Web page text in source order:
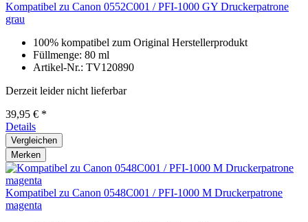
Kompatibel zu Canon 0552C001 / PFI-1000 GY Druckerpatrone
grau
100% kompatibel zum Original Herstellerprodukt
Füllmenge: 80 ml
Artikel-Nr.: TV120890
Derzeit leider nicht lieferbar
39,95 € *
Details
Vergleichen
Merken
Kompatibel zu Canon 0548C001 / PFI-1000 M Druckerpatrone
magenta